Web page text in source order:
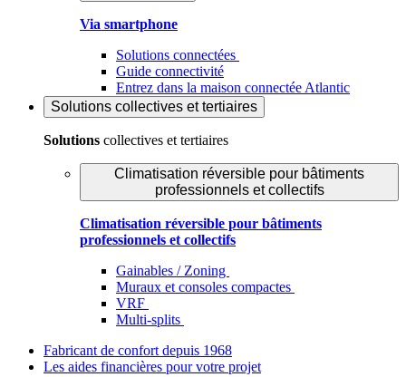
Via smartphone
Solutions connectées
Guide connectivité
Entrez dans la maison connectée Atlantic
Solutions collectives et tertiaires
Solutions collectives et tertiaires
Climatisation réversible pour bâtiments
professionnels et collectifs
Climatisation réversible pour bâtiments
professionnels et collectifs
Gainables / Zoning
Muraux et consoles compactes
VRF
Multi-splits
Fabricant de confort depuis 1968
Les aides financières pour votre projet